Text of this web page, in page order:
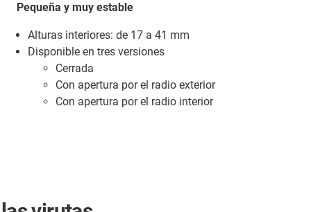
Pequeña y muy estable
Alturas interiores: de 17 a 41 mm
Disponible en tres versiones
Cerrada
Con apertura por el radio exterior
Con apertura por el radio interior